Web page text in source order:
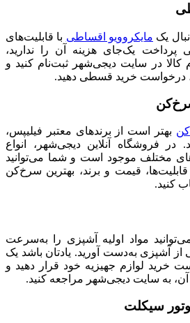
یک مایکروویو اقساطی با قابلیت‌‌های
پرداخت یک‌جای هزینه آن را ندارید،
کالا در سایت دیجی‌شهر ثبت‌نام کنید و
درخواست خرید قسطی دهید.
بهتر است از برندهای معتبر فیلیپس،
در فروشگاه آنلاین دیجی‌شهر، انواع
مختلف موجود است و شما می‌توانید
قیمت و برند، بهترین سرخ‌کن
کنید.
مواد اولیه آشپزی را به‌سرعت
از آشپزی به‌دست آورید. یادتان باشد یک
خرید لوازم جهیزیه خود قرار دهید و
به سایت دیجی‌شهر مراجعه کنید.
سیکلت